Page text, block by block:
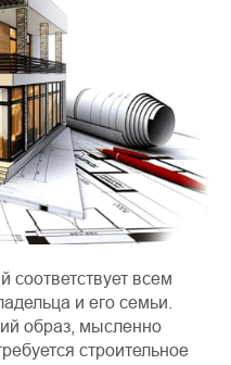
соответствует всем
и его семьи.
образ, мысленно
строительное